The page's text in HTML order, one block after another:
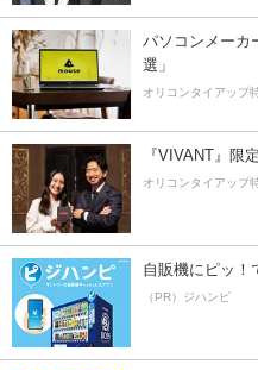
パソコンメーカ
選」
オリコンタイアップ
『VIVANT』限
オリコンタイアップ
自販機にピッ！
（PR）ジハンピ